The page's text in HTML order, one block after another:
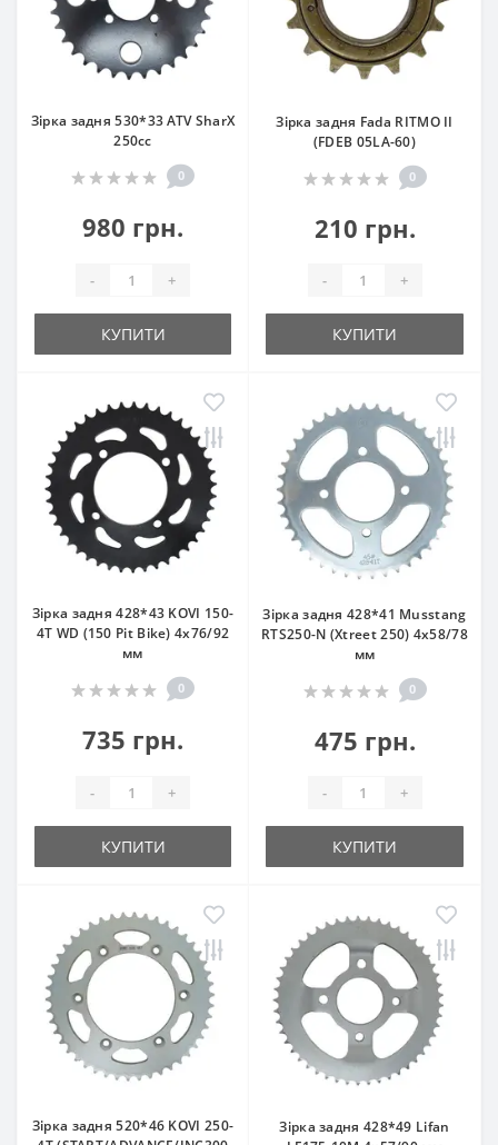
Зірка задня 530*33 ATV SharX
250сс
0
980 грн.
- +
КУПИТИ
Зірка задня Fada RITMO II
(FDEB 05LA-60)
0
210 грн.
- +
КУПИТИ
Зірка задня 428*43 KOVI 150-
4Т WD (150 Pit Bike) 4x76/92
мм
0
735 грн.
- +
КУПИТИ
Зірка задня 428*41 Musstang
RTS250-N (Xtreet 250) 4x58/78
мм
0
475 грн.
- +
КУПИТИ
Зірка задня 520*46 KOVI 250-
Зірка задня 428*49 Lifan